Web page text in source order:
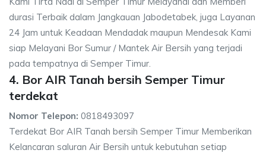
durasi Terbaik dalam Jangkauan Jabodetabek, juga Layanan
24 Jam untuk Keadaan Mendadak maupun Mendesak Kami
siap Melayani Bor Sumur / Mantek Air Bersih yang terjadi
pada tempatnya di Semper Timur.
4. Bor AIR Tanah bersih Semper Timur
terdekat
Nomor Telepon: 0818493097
Terdekat Bor AIR Tanah bersih Semper Timur Memberikan
Kelancaran saluran Air Bersih untuk kebutuhan setiap